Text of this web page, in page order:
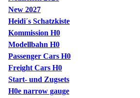
New 2027
Heidi´s Schatzkiste
Kommission H0
Modellbahn H0
Passenger Cars H0
Freight Cars H0
Start- und Zugsets
H0e narrow gauge